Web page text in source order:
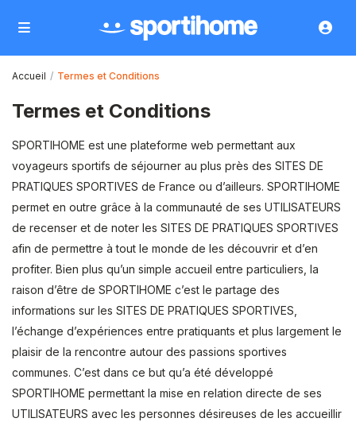
Accueil Termes et Conditions
Termes et Conditions
SPORTIHOME est une plateforme web permettant aux
voyageurs sportifs de séjourner au plus près des SITES DE
PRATIQUES SPORTIVES de France ou d’ailleurs. SPORTIHOME
permet en outre grâce à la communauté de ses UTILISATEURS
de recenser et de noter les SITES DE PRATIQUES SPORTIVES
afin de permettre à tout le monde de les découvrir et d’en
profiter. Bien plus qu’un simple accueil entre particuliers, la
raison d’être de SPORTIHOME c’est le partage des
informations sur les SITES DE PRATIQUES SPORTIVES,
l’échange d’expériences entre pratiquants et plus largement le
plaisir de la rencontre autour des passions sportives
communes. C’est dans ce but qu’a été développé
SPORTIHOME permettant la mise en relation directe de ses
UTILISATEURS avec les personnes désireuses de les accueillir